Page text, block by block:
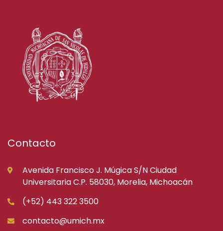
Contacto
Avenida Francisco J. Múgica S/N Ciudad
Universitaria C.P. 58030, Morelia, Michoacán
(+52) 443 322 3500
contacto@umich.mx